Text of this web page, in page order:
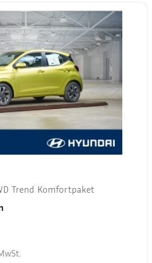
Trend Komfortpaket